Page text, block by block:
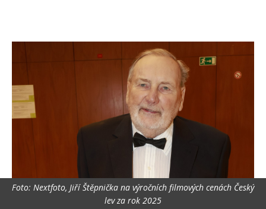
Foto: Nextfoto, Jiří Štěpnička na výročních filmových cenách Český
lev za rok 2025